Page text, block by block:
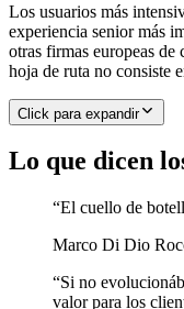
Los usuarios más
experiencia senior más
otras firmas europeas
hoja de ruta no consiste
Click para expandir
Lo que dicen
“El cuello de
Marco Di Dio
“Si no
valor para los